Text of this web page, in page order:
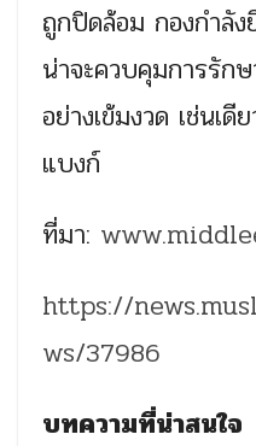
ถูกปิดล้อม กองกำลัง
น่าจะควบคุมการรัก
อย่างเข้มงวด เช่นเ
แบงก์
ที่มา:
https://
ws/37986
บทความที่น่าสนใจ